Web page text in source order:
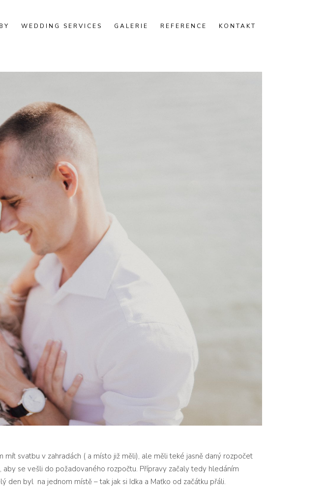
WEDDING SERVICES GALERIE REFERENCE KONTAKT
svatbu v zahradách ( a místo již měli), ale měli teké jasně daný rozpočet
se vešli do požadovaného rozpočtu. Přípravy začaly tedy hledáním
den byl na jednom místě – tak jak si Idka a Maťko od začátku přáli.